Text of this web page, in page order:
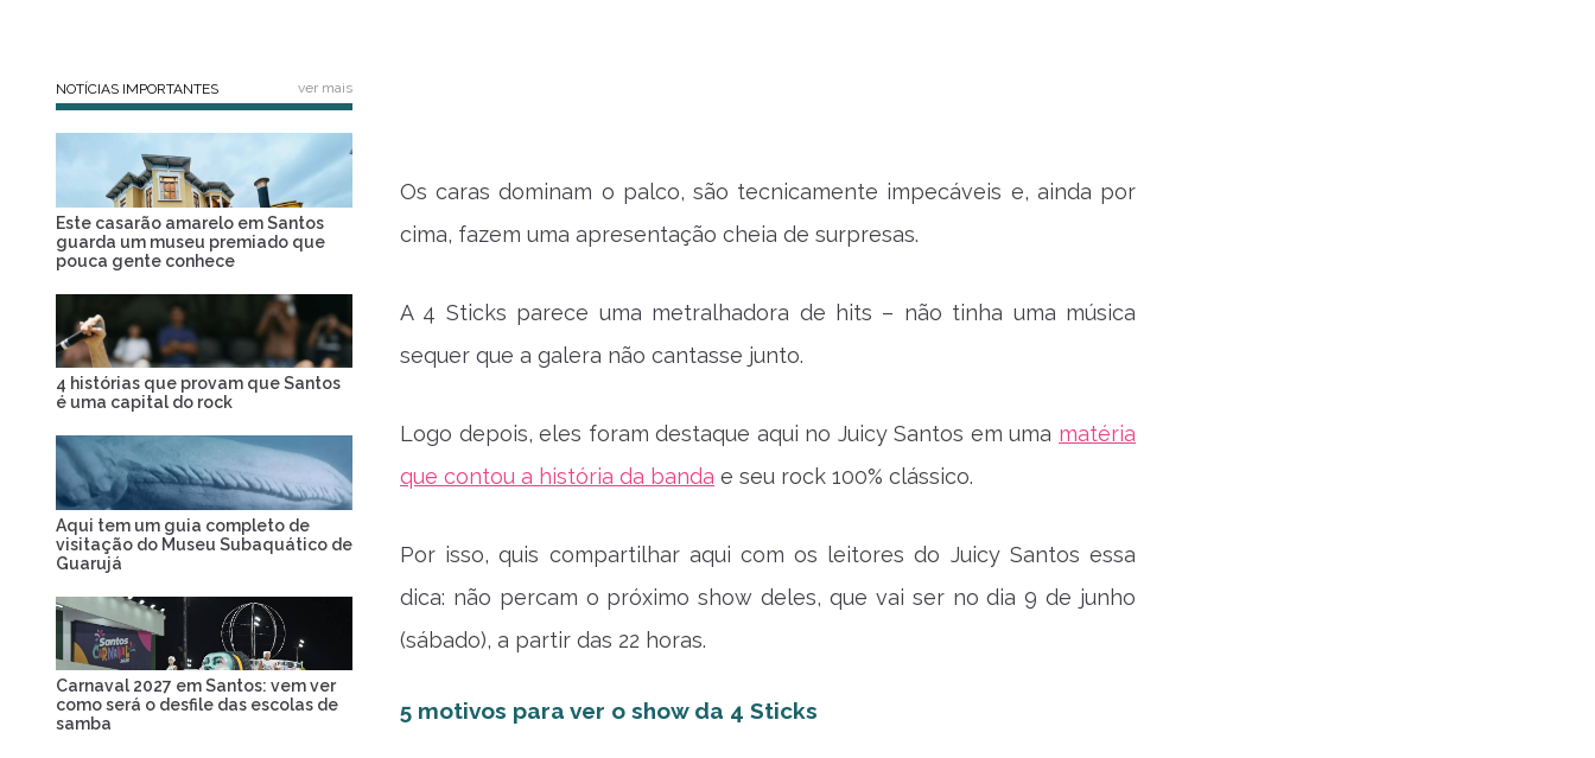
Os caras dominam o palco, são tecnicamente impecáveis e, ainda por
cima, fazem uma apresentação cheia de surpresas.
A 4 Sticks parece uma metralhadora de hits – não tinha uma música
sequer que a galera não cantasse junto.
Logo depois, eles foram destaque aqui no Juicy Santos em uma matéria
que contou a história da banda e seu rock 100% clássico.
Por isso, quis compartilhar aqui com os leitores do Juicy Santos essa
dica: não percam o próximo show deles, que vai ser no dia 9 de junho
(sábado), a partir das 22 horas.
5 motivos para ver o show da 4 Sticks
NOTÍCIAS IMPORTANTES ver mais
Este casarão amarelo em Santos
guarda um museu premiado que
pouca gente conhece
4 histórias que provam que Santos
é uma capital do rock
Aqui tem um guia completo de
visitação do Museu Subaquático de
Guarujá
Carnaval 2027 em Santos: vem ver
como será o desfile das escolas de
samba